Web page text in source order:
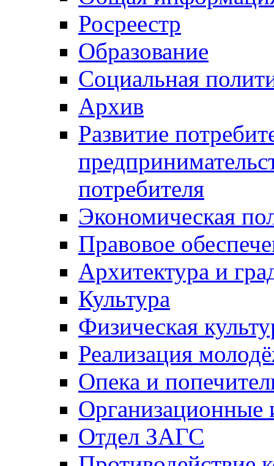
Росреестр
Образование
Социальная
Архив
Развитие
потребителя
Экономическая
Правовое
Архитектура и
Культура
Физическая
Реализация
Опека и
Отдел ЗАГС